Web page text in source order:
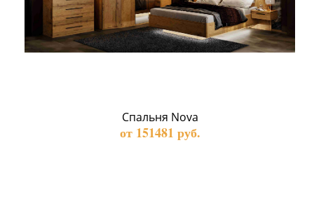
Спальня Nova
от 151481 руб.